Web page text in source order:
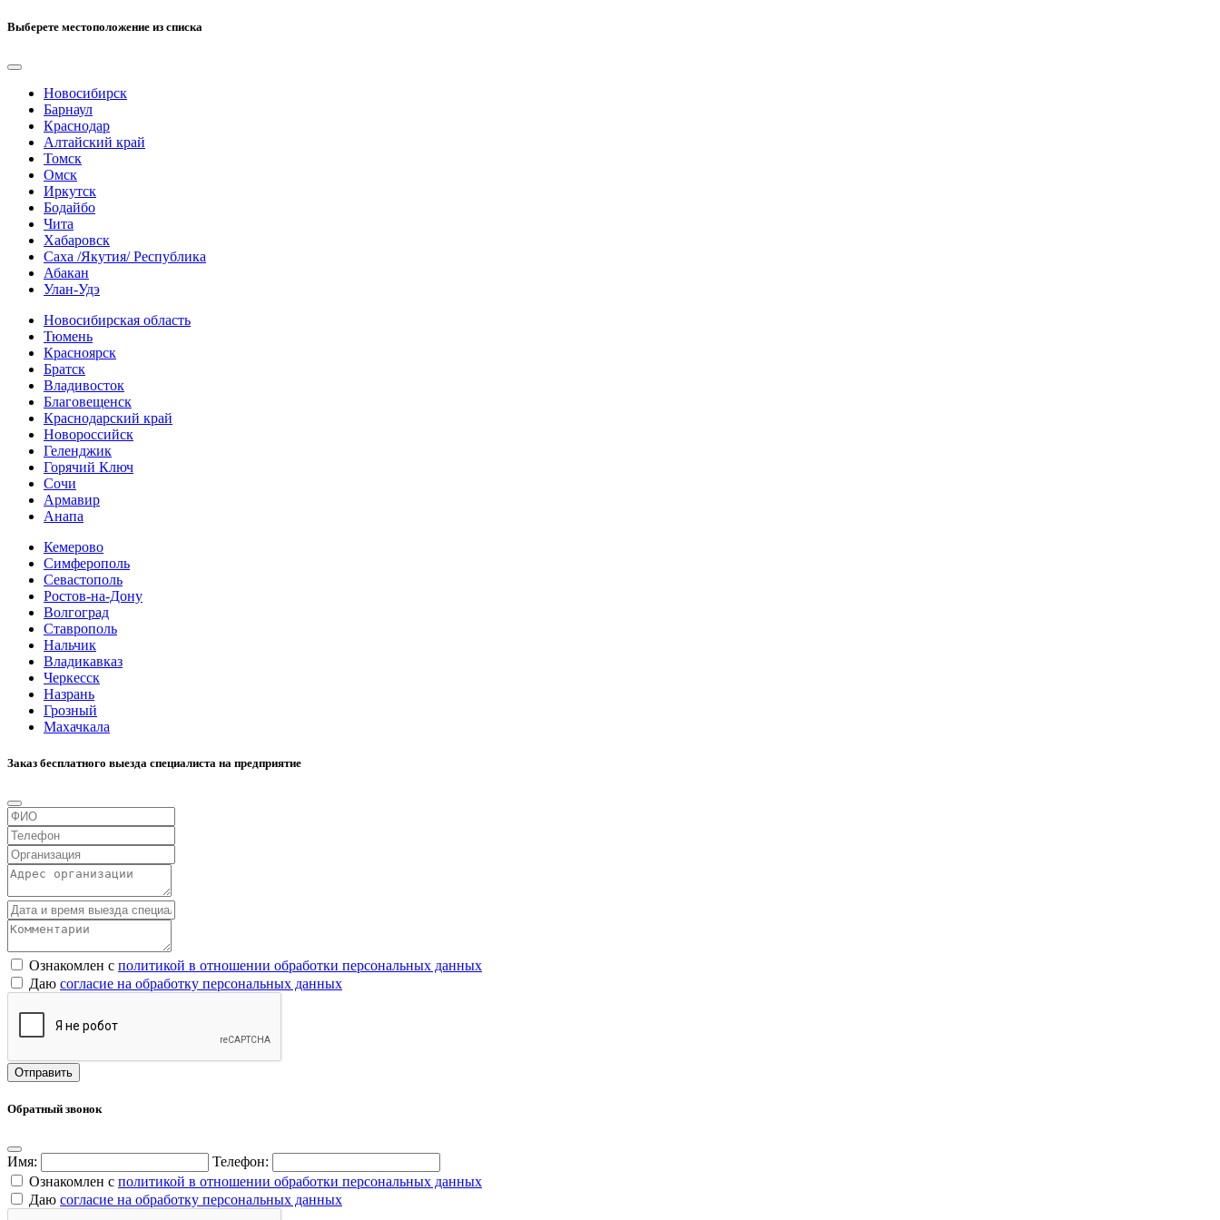
Выберете местоположение из списка
Новосибирск
Барнаул
Краснодар
Алтайский край
Томск
Омск
Иркутск
Бодайбо
Чита
Хабаровск
Саха /Якутия/ Республика
Абакан
Улан-Удэ
Новосибирская область
Тюмень
Красноярск
Братск
Владивосток
Благовещенск
Краснодарский край
Новороссийск
Геленджик
Горячий Ключ
Сочи
Армавир
Анапа
Кемерово
Симферополь
Севастополь
Ростов-на-Дону
Волгоград
Ставрополь
Нальчик
Владикавказ
Черкесск
Назрань
Грозный
Махачкала
Заказ бесплатного выезда специалиста на предприятие
Ознакомлен с политикой в отношении обработки персональных данных
Даю согласие на обработку персональных данных
Обратный звонок
Имя:
Телефон:
Ознакомлен с политикой в отношении обработки персональных данных
Даю согласие на обработку персональных данных